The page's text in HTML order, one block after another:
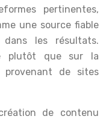
pertinentes,
une source fiable
les résultats.
plutôt que sur la
de sites
de contenu